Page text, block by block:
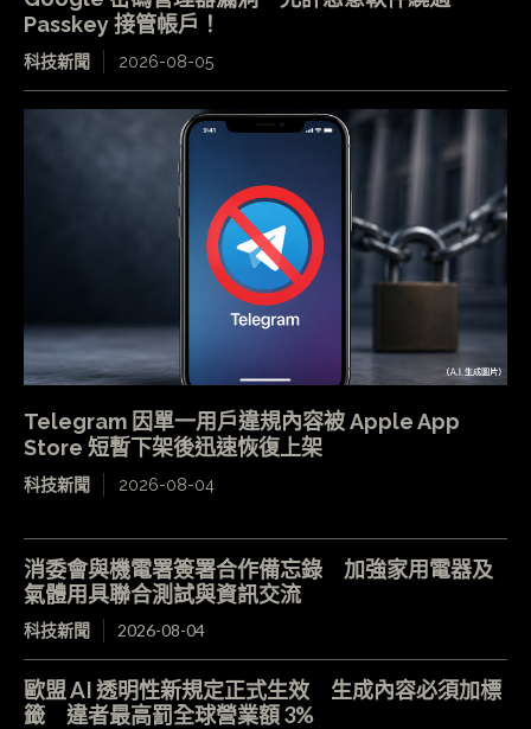
Passkey 接管帳戶！
科技新聞 2026-08-05
Telegram 因單一用戶違規內容被 Apple App
Store 短暫下架後迅速恢復上架
科技新聞 2026-08-04
消委會與機電署簽署合作備忘錄 加強家用電器及
氣體用具聯合測試與資訊交流
科技新聞 2026-08-04
歐盟 AI 透明性新規定正式生效 生成內容必須加標
籤 違者最高罰全球營業額 3%